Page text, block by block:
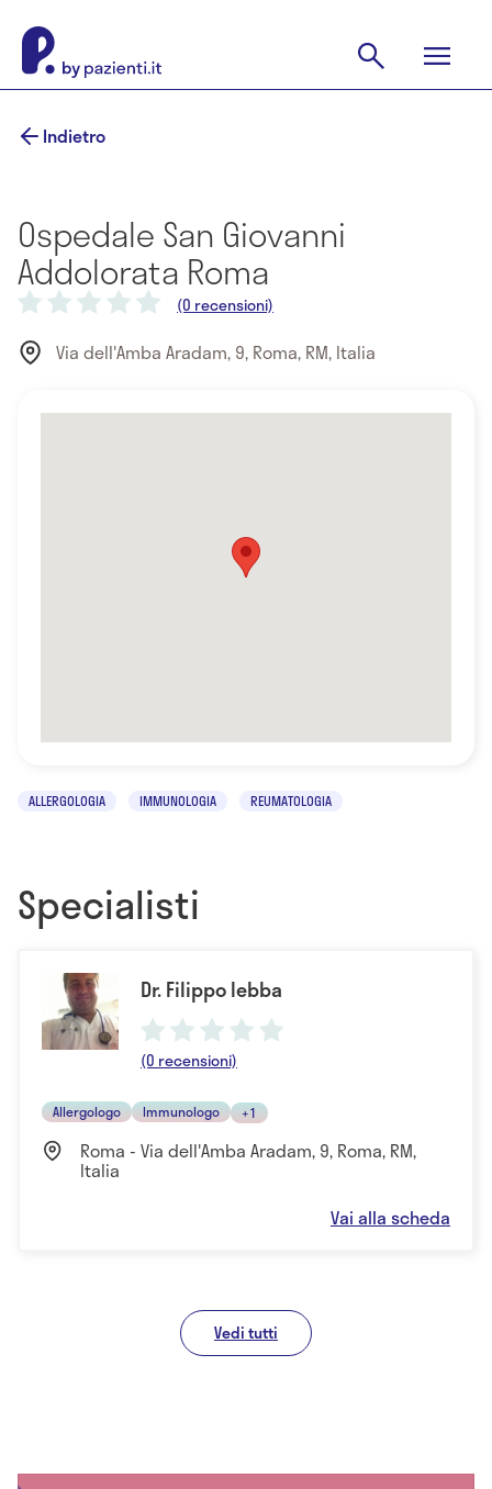
Indietro
Ospedale San Giovanni
Addolorata Roma
(0 recensioni)
Via dell'Amba Aradam, 9, Roma, RM, Italia
ALLERGOLOGIA IMMUNOLOGIA REUMATOLOGIA
Specialisti
Dr. Filippo Iebba
(0 recensioni)
Allergologo Immunologo +1
Roma - Via dell'Amba Aradam, 9, Roma, RM,
Italia
Vai alla scheda
Vedi tutti